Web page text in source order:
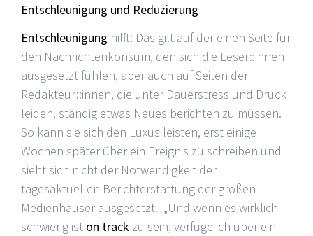
Entschleunigung und Reduzierung
Entschleunigung hilft: Das gilt auf der einen Seite für
den Nachrichtenkonsum, den sich die Leser::innen
ausgesetzt fühlen, aber auch auf Seiten der
Redakteur::innen, die unter Dauerstress und Druck
leiden, ständig etwas Neues berichten zu müssen.
So kann sie sich den Luxus leisten, erst einige
Wochen später über ein Ereignis zu schreiben und
sieht sich nicht der Notwendigkeit der
tagesaktuellen Berichterstattung der großen
Medienhäuser ausgesetzt. „Und wenn es wirklich
schwierig ist on track zu sein, verfüge ich über ein